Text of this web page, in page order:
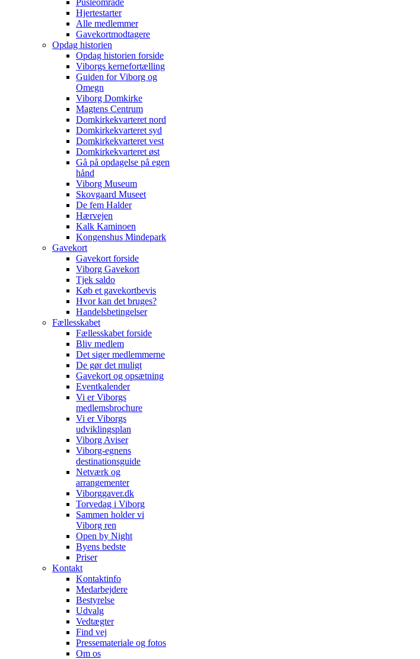
Pusleområde
Hjertestarter
Alle medlemmer
Gavekortmodtagere
Opdag historien
Opdag historien forside
Viborgs kernefortælling
Guiden for Viborg og
Omegn
Viborg Domkirke
Magtens Centrum
Domkirkekvarteret nord
Domkirkekvarteret syd
Domkirkekvarteret vest
Domkirkekvarteret øst
Gå på opdagelse på egen
hånd
Viborg Museum
Skovgaard Museet
De fem Halder
Hærvejen
Kalk Kaminoen
Kongenshus Mindepark
Gavekort
Gavekort forside
Viborg Gavekort
Tjek saldo
Køb et gavekortbevis
Hvor kan det bruges?
Handelsbetingelser
Fællesskabet
Fællesskabet forside
Bliv medlem
Det siger medlemmerne
De gør det muligt
Gavekort og opsætning
Eventkalender
Vi er Viborgs
medlemsbrochure
Vi er Viborgs
udviklingsplan
Viborg Aviser
Viborg-egnens
destinationsguide
Netværk og
arrangementer
Viborggaver.dk
Torvedag i Viborg
Sammen holder vi
Viborg ren
Open by Night
Byens bedste
Priser
Kontakt
Kontaktinfo
Medarbejdere
Bestyrelse
Udvalg
Vedtægter
Find vej
Pressemateriale og fotos
Om os